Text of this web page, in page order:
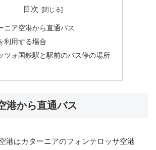
目次
ニア空港から直通バス
利用する場合
ツォ国鉄駅と駅前のバス停の場所
港から直通バス
港はカターニアのフォンテロッサ空港